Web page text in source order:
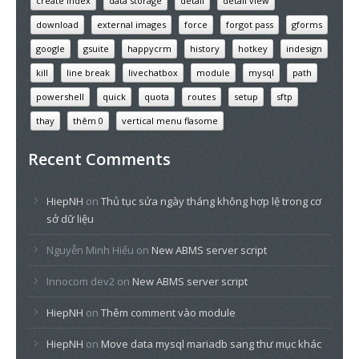
download
external images force forgot pass
gforms
google
gsuite happycrm history hotkey
indesign
kill
line break livechatbox module mysql
path
powershell
quick quota routes setup
sftp
thay
thêm 0 vertical menu flasome
Recent Comments
HiepNH on Thủ tục sửa ngày tháng không hợp lệ trong cơ
sở dữ liệu
Nguyễn Minh Hiếu on New ABMS server script
Innocom dev2 on New ABMS server script
HiepNH on Thêm comment vào module
HiepNH on Move data mysql mariadb sang thư mục khác